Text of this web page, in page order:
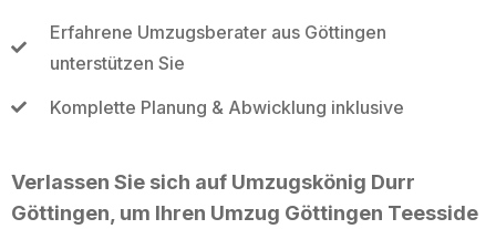
Erfahrene Umzugsberater aus Göttingen
unterstützen Sie
Komplette Planung & Abwicklung inklusive
Verlassen Sie sich auf Umzugskönig Durr
Göttingen, um Ihren Umzug Göttingen Teesside